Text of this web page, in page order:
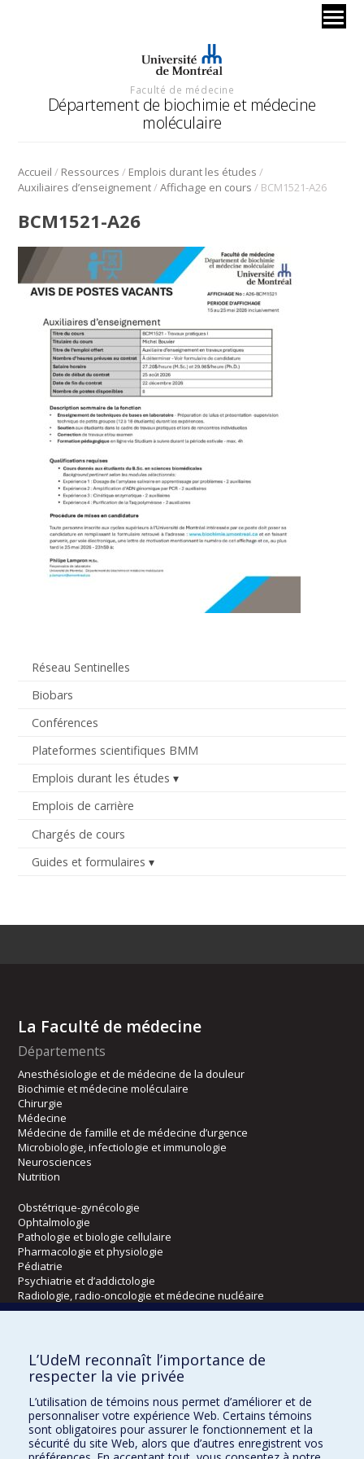
Faculté de médecine
Département de biochimie et médecine
moléculaire
Accueil / Ressources / Emplois durant les études /
Auxiliaires d’enseignement/Affichage en cours / BCM1521-A26
Réseau Sentinelles
Biobars
Conférences
Plateformes scientifiques BMM
Emplois durant les études
Emplois de carrière
Chargés de cours
Guides et formulaires
BCM1521-A26
La Faculté de médecine
Départements
Anesthésiologie et de médecine de la douleur
Biochimie et médecine moléculaire
Chirurgie
Médecine
Médecine de famille et de médecine d’urgence
Microbiologie, infectiologie et immunologie
Neurosciences
Nutrition
Obstétrique-gynécologie
Ophtalmologie
Pathologie et biologie cellulaire
Pharmacologie et physiologie
Pédiatrie
Psychiatrie et d’addictologie
Radiologie, radio-oncologie et médecine nucléaire
Écoles
Kinésiologie et des sciences de l’activité physique
Orthophonie et audiologie
Réadaptation
Directions
L’UdeM reconnaît l’importance de
respecter la vie privée
L’utilisation de témoins nous permet d’améliorer et de
personnaliser votre expérience Web. Certains témoins
sont obligatoires pour assurer le fonctionnement et la
sécurité du site Web, alors que d’autres enregistrent vos